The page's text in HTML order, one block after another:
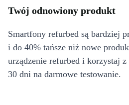
Twój odnowiony produkt
Smartfony refurbed są bardziej
i do 40% tańsze niż nowe
urządzenie refurbed i korzystaj
30 dni na darmowe testowanie.